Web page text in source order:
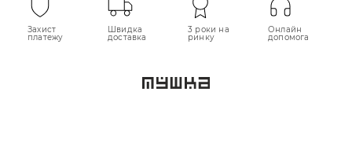
Захист
платежу
Швидка
доставка
3 роки на
ринку
Онлайн
допомога